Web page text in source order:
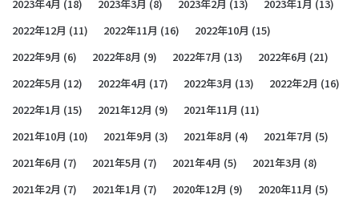
2023年4月 (18) 2023年3月 (8) 2023年2月 (13) 2023年1月 (13)
2022年12月 (11) 2022年11月 (16) 2022年10月 (15)
2022年9月 (6) 2022年8月 (9) 2022年7月 (13) 2022年6月 (21)
2022年5月 (12) 2022年4月 (17) 2022年3月 (13) 2022年2月 (16)
2022年1月 (15) 2021年12月 (9) 2021年11月 (11)
2021年10月 (10) 2021年9月 (3) 2021年8月 (4) 2021年7月 (5)
2021年6月 (7) 2021年5月 (7) 2021年4月 (5) 2021年3月 (8)
2021年2月 (7) 2021年1月 (7) 2020年12月 (9) 2020年11月 (5)